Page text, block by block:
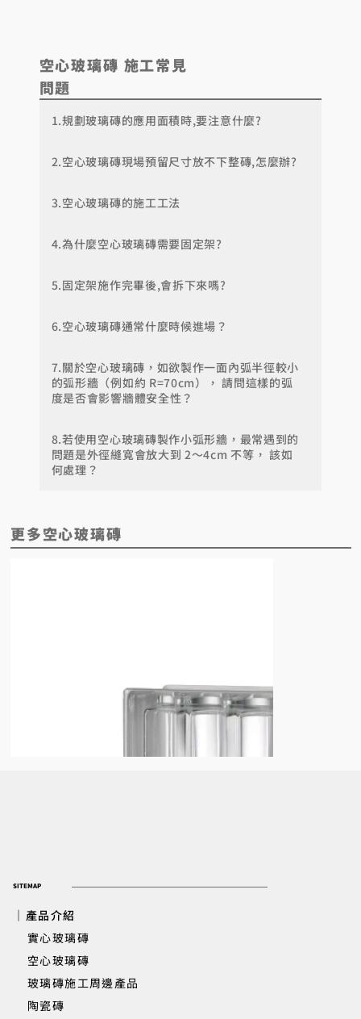
空心玻璃磚 施工常見
問題
1.規劃玻璃磚的應用面積時,要注意什麼?
2.空心玻璃磚現場預留尺寸放不下整磚,怎麼辦?
3.空心玻璃磚的施工工法
4.為什麼空心玻璃磚需要固定架?
5.固定架施作完畢後,會拆下來嗎?
6.空心玻璃磚通常什麼時候進場？
7.關於空心玻璃磚，如欲製作一面內弧半徑較小
的弧形牆（例如約 R=70cm）， 請問這樣的弧
度是否會影響牆體安全性？
8.若使用空心玻璃磚製作小弧形牆，最常遇到的
問題是外徑縫寬會放大到 2～4cm 不等， 該如
何處理？
更多空心玻璃磚
SITEMAP
｜產品介紹
實心玻璃磚
​ 空心玻璃磚
玻璃磚施工周邊產品
陶瓷磚